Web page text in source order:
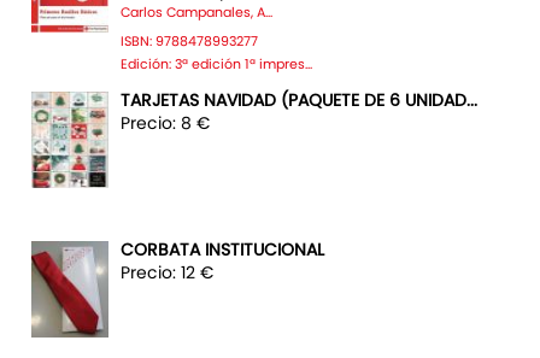
Carlos Campanales, A...
ISBN: 9788478993277
Edición: 3ª edición 1ª impres...
TARJETAS NAVIDAD (PAQUETE DE 6 UNIDAD...
Precio: 8 €
CORBATA INSTITUCIONAL
Precio: 12 €